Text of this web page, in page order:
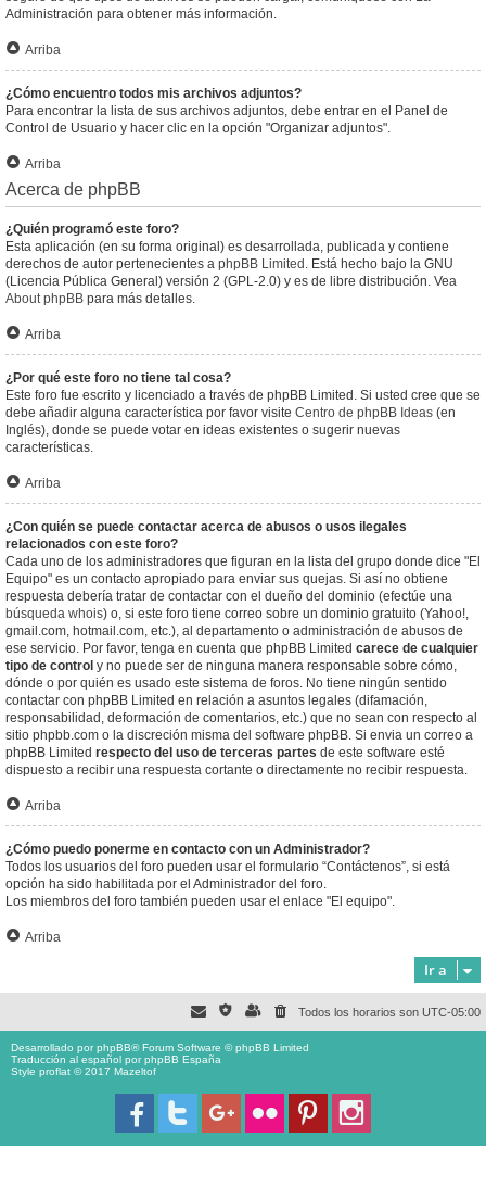
Administración para obtener más información.
Arriba
¿Cómo encuentro todos mis archivos adjuntos?
Para encontrar la lista de sus archivos adjuntos, debe entrar en el Panel de
Control de Usuario y hacer clic en la opción "Organizar adjuntos".
Arriba
Acerca de phpBB
¿Quién programó este foro?
Esta aplicación (en su forma original) es desarrollada, publicada y contiene
derechos de autor pertenecientes a phpBB Limited . Está hecho bajo la GNU
(Licencia Pública General) versión 2 (GPL-2.0) y es de libre distribución. Vea
About phpBB para más detalles.
Arriba
¿Por qué este foro no tiene tal cosa?
Este foro fue escrito y licenciado a través de phpBB Limited. Si usted cree que se
debe añadir alguna característica por favor visite Centro de phpBB Ideas (en
Inglés), donde se puede votar en ideas existentes o sugerir nuevas
características.
Arriba
¿Con quién se puede contactar acerca de abusos o usos ilegales
relacionados con este foro?
Cada uno de los administradores que figuran en la lista del grupo donde dice "El
Equipo" es un contacto apropiado para enviar sus quejas. Si así no obtiene
respuesta debería tratar de contactar con el dueño del dominio (efectúe una
búsqueda whois) o, si este foro tiene correo sobre un dominio gratuito (Yahoo!,
gmail.com, hotmail.com, etc.), al departamento o administración de abusos de
ese servicio. Por favor, tenga en cuenta que phpBB Limited carece de cualquier
tipo de control y no puede ser de ninguna manera responsable sobre cómo,
dónde o por quién es usado este sistema de foros. No tiene ningún sentido
contactar con phpBB Limited en relación a asuntos legales (difamación,
responsabilidad, deformación de comentarios, etc.) que no sean con respecto al
sitio phpbb.com o la discreción misma del software phpBB. Si envia un correo a
phpBB Limited respecto del uso de terceras partes de este software esté
dispuesto a recibir una respuesta cortante o directamente no recibir respuesta.
Arriba
¿Cómo puedo ponerme en contacto con un Administrador?
Todos los usuarios del foro pueden usar el formulario “Contáctenos”, si está
opción ha sido habilitada por el Administrador del foro.
Los miembros del foro también pueden usar el enlace "El equipo".
Arriba
Ir a
Todos los horarios son UTC-05:00
Desarrollado porphpBB® Forum Software © phpBB Limited
Traducción al español porphpBB España
Style proflat © 2017 Mazeltof